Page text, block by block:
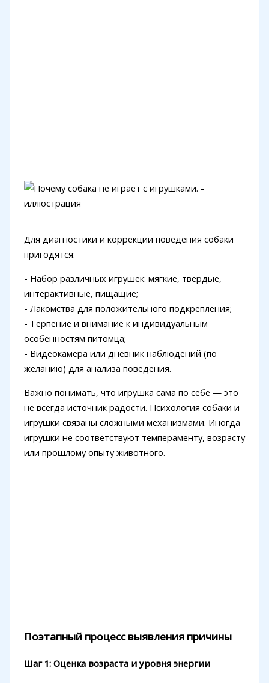
Для диагностики и коррекции поведения собаки
пригодятся:
- Набор различных игрушек: мягкие, твердые,
интерактивные, пищащие;
- Лакомства для положительного подкрепления;
- Терпение и внимание к индивидуальным
особенностям питомца;
- Видеокамера или дневник наблюдений (по
желанию) для анализа поведения.
Важно понимать, что игрушка сама по себе — это
не всегда источник радости. Психология собаки и
игрушки связаны сложными механизмами. Иногда
игрушки не соответствуют темпераменту, возрасту
или прошлому опыту животного.
Поэтапный процесс выявления причины
Шаг 1: Оценка возраста и уровня энергии